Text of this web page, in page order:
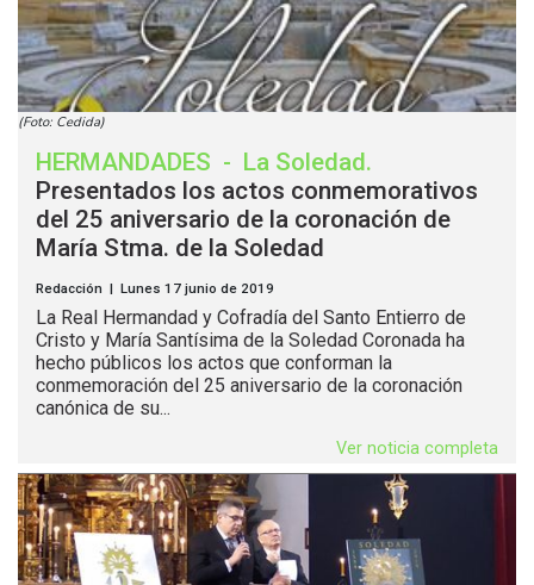
(Foto: Cedida)
HERMANDADES - La Soledad.
Presentados los actos conmemorativos
del 25 aniversario de la coronación de
María Stma. de la Soledad
Redacción | Lunes 17 junio de 2019
La Real Hermandad y Cofradía del Santo Entierro de
Cristo y María Santísima de la Soledad Coronada ha
hecho públicos los actos que conforman la
conmemoración del 25 aniversario de la coronación
canónica de su...
Ver noticia completa